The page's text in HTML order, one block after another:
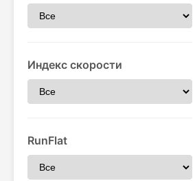
Индекс скорости
RunFlat